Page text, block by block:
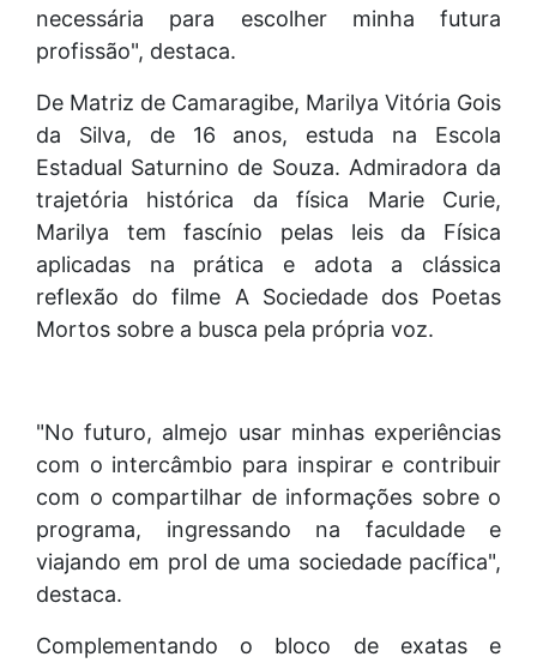
necessária para escolher minha futura
profissão", destaca.
De Matriz de Camaragibe, Marilya Vitória Gois
da Silva, de 16 anos, estuda na Escola
Estadual Saturnino de Souza. Admiradora da
trajetória histórica da física Marie Curie,
Marilya tem fascínio pelas leis da Física
aplicadas na prática e adota a clássica
reflexão do filme A Sociedade dos Poetas
Mortos sobre a busca pela própria voz.
"No futuro, almejo usar minhas experiências
com o intercâmbio para inspirar e contribuir
com o compartilhar de informações sobre o
programa, ingressando na faculdade e
viajando em prol de uma sociedade pacífica",
destaca.
Complementando o bloco de exatas e